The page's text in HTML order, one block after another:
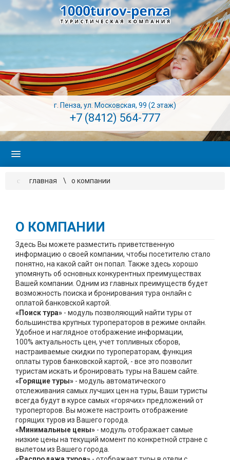
г. Пенза, ул. Московская, 99 (2 этаж)
+7 (8412) 564-777
главная о компании
О КОМПАНИИ
Здесь Вы можете разместить приветственную
информацию о своей компании, чтобы посетителю стало
понятно, на какой сайт он попал. Также здесь хорошо
упомянуть об основных конкурентных преимуществах
Вашей компании. Одним из главных преимуществ будет
возможность поиска и бронирования тура онлайн с
оплатой банковской картой.
«Поиск тура» - модуль позволяющий найти туры от
большинства крупных туроператоров в режиме онлайн.
Удобное и наглядное отображение информации,
100% актуальность цен, учет топливных сборов,
настраиваемые скидки по туроператорам, функция
оплаты туров банковской картой, - все это позволит
туристам искать и бронировать туры на Вашем сайте.
«Горящие туры» - модуль автоматического
отслеживания самых лучших цен на туры, Ваши туристы
всегда будут в курсе самых «горячих» предложений от
туроперторов. Вы можете настроить отображение
горящих туров из Вашего города.
«Минимальные цены» - модуль отображает самые
низкие цены на текущий момент по конкретной стране с
вылетом из Вашего города.